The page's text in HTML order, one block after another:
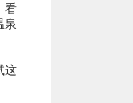
看
泉
这